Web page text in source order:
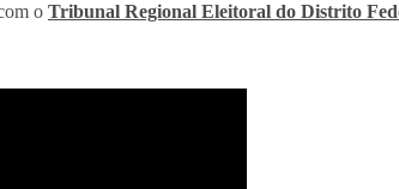
o Tribunal Regional Eleitoral do Distrito